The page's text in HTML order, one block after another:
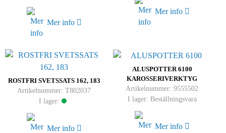
Mer info
Mer info
ROSTFRI SVETSSATS 162, 183
Artikelnummer: T802037
I lager:
Mer info
ALUSPOTTER 6100
KAROSSERIVERKTYG
Artikelnummer: 9555502
I lager: Beställningsvara
Mer info